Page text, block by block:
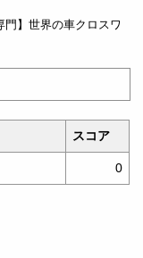
】世界の車クロスワ
スコア
0